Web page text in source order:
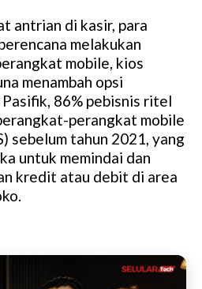
antrian di kasir, para
melakukan
mobile, kios
menambah opsi
86% pebisnis ritel
perangkat mobile
sebelum tahun 2021, yang
untuk memindai dan
kredit atau debit di area